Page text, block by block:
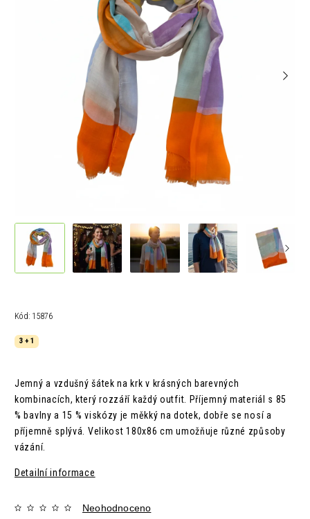
Kód: 15876
3 + 1
Jemný a vzdušný šátek na krk v krásných barevných
kombinacích, který rozzáří každý outfit. Příjemný materiál s 85
% bavlny a 15 % viskózy je měkký na dotek, dobře se nosí a
příjemně splývá. Velikost 180x86 cm umožňuje různé způsoby
vázání.
Detailní informace
Neohodnoceno